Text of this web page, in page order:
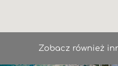
Zobacz również